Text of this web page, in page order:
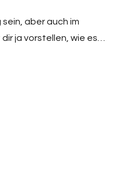
aber auch im
ja vorstellen, wie es…